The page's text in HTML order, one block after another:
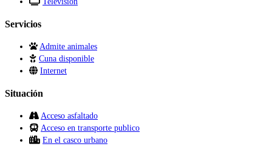
Servicios
Admite animales
Cuna disponible
Internet
Situación
Acceso asfaltado
Acceso en transporte publico
En el casco urbano